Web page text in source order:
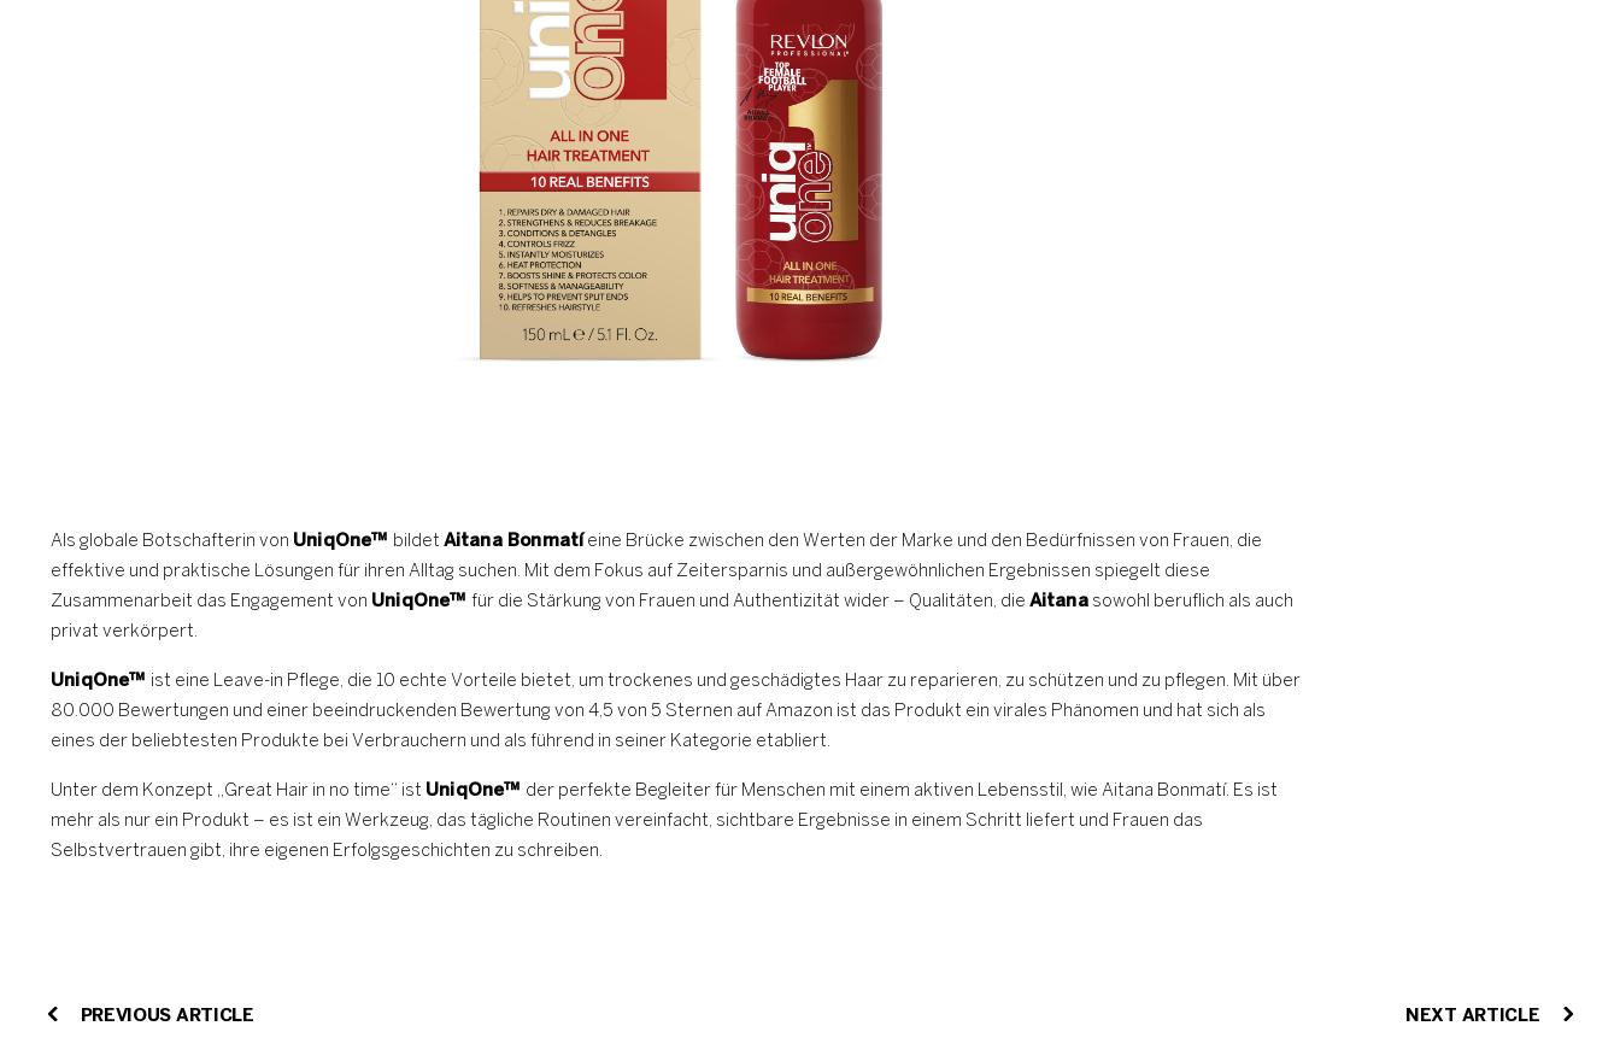
Als globale Botschafterin von UniqOne™️ bildet Aitana Bonmatí eine Brücke zwischen den Werten der Marke und den Bedürfnissen von Frauen, die
effektive und praktische Lösungen für ihren Alltag suchen. Mit dem Fokus auf Zeitersparnis und außergewöhnlichen Ergebnissen spiegelt diese
Zusammenarbeit das Engagement von UniqOne™️ für die Stärkung von Frauen und Authentizität wider – Qualitäten, die Aitanasowohl beruflich als auch
privat verkörpert.
UniqOne™️ ist eine Leave-in Pflege, die 10 echte Vorteile bietet, um trockenes und geschädigtes Haar zu reparieren, zu schützen und zu pflegen. Mit über
80.000 Bewertungen und einer beeindruckenden Bewertung von 4,5 von 5 Sternen auf Amazon ist das Produkt ein virales Phänomen und hat sich als
eines der beliebtesten Produkte bei Verbrauchern und als führend in seiner Kategorie etabliert.
Unter dem Konzept „Great Hair in no time“ ist UniqOne™️ der perfekte Begleiter für Menschen mit einem aktiven Lebensstil, wie Aitana Bonmatí. Es ist
mehr als nur ein Produkt – es ist ein Werkzeug, das tägliche Routinen vereinfacht, sichtbare Ergebnisse in einem Schritt liefert und Frauen das
Selbstvertrauen gibt, ihre eigenen Erfolgsgeschichten zu schreiben.
PREVIOUS ARTICLE NEXT ARTICLE